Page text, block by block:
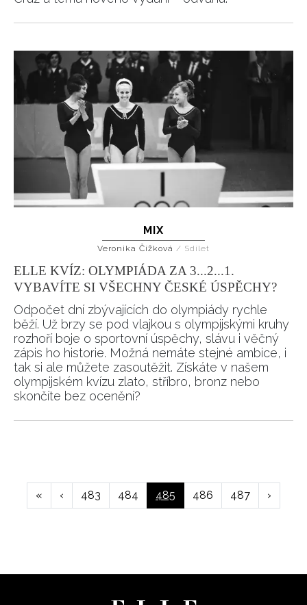
MIX
Veronika Čížková / Sdílet
ELLE KVÍZ: OLYMPIÁDA ZA 3...2...1.
VYBAVÍTE SI VŠECHNY ČESKÉ ÚSPĚCHY?
Odpočet dní zbývajících do olympiády rychle
běží. Už brzy se pod vlajkou s olympijskými kruhy
rozhoří boje o sportovní úspěchy, slávu i věčný
zápis ho historie. Možná nemáte stejné ambice, i
tak si ale můžete zasoutěžit. Získáte v našem
olympijském kvízu zlato, stříbro, bronz nebo
skončíte bez ocenění?
First
page
«
Předchozí
stránka
‹ Page
483 Page
484
Aktuální
stránka
485 Page
486 Page
487
stránka
›